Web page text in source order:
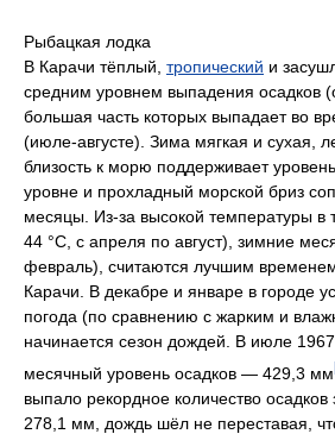
Рыбацкая лодка
В Карачи тёплый, тропический и
средним уровнем выпадения осадков
большая часть которых выпадает во
(июле-августе). Зима мягкая и сухая,
близость к морю поддерживает
уровне и прохладный морской бриз
месяцы. Из-за высокой температуры в
44 °C, с апреля по август), зимние
февраль), считаются лучшим
Карачи. В декабре и январе в городе
погода (по сравнению с жарким и
начинается сезон дождей. В июле
месячный уровень осадков — 429,3 мм
выпало рекордное количество осадков
278,1 мм, дождь шёл не переставая,